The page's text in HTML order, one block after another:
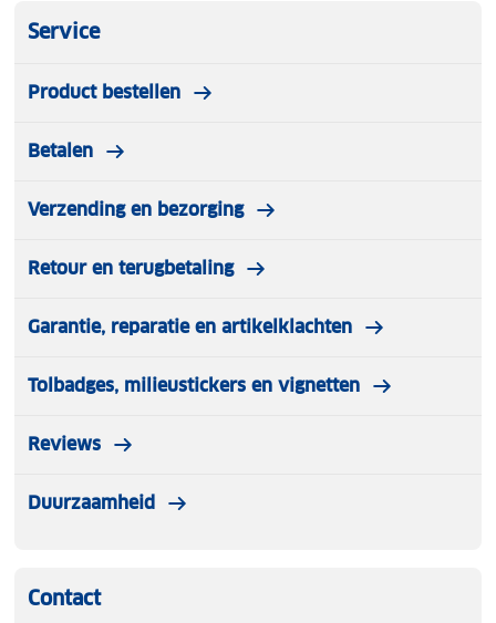
contactgegevens mee. FSNplus heeft een landelijk
fietsreparateurs. Er is er altijd een bij je in de buurt
Service
Product bestellen
Betalen
Verzending en bezorging
Retour en terugbetaling
Garantie, reparatie en artikelklachten
Tolbadges, milieustickers en vignetten
Reviews
Duurzaamheid
Contact